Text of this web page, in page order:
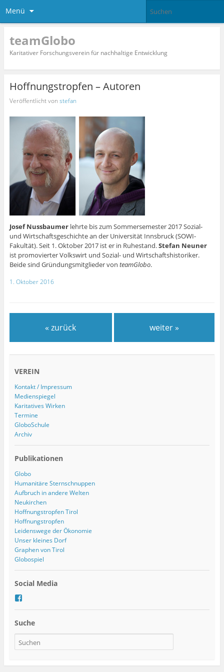
Menü
teamGlobo
Karitativer Forschungsverein für nachhaltige Entwicklung
Hoffnungstropfen – Autoren
Veröffentlicht von stefan
Josef Nussbaumerlehrte bis zum Sommersemester 2017 Sozial-
und Wirtschaftsgeschichte an der Universität Innsbruck (SOWI-
Fakultät). Seit 1. Oktober 2017 ist er in Ruhestand.Stefan Neuner
ist promovierter Volkswirt und Sozial- und Wirtschaftshistoriker.
Beide sind Gründungsmitglieder von teamGlobo.
1. Oktober 2016
« zurück weiter »
VEREIN
Kontakt / Impressum
Medienspiegel
Karitatives Wirken
Termine
GloboSchule
Archiv
Publikationen
Globo
Humanitäre Sternschnuppen
Aufbruch in andere Welten
Neukirchen
Hoffnungstropfen Tirol
Hoffnungstropfen
Leidenswege der Ökonomie
Unser kleines Dorf
Graphen von Tirol
Globospiel
Social Media
f
v
Suche